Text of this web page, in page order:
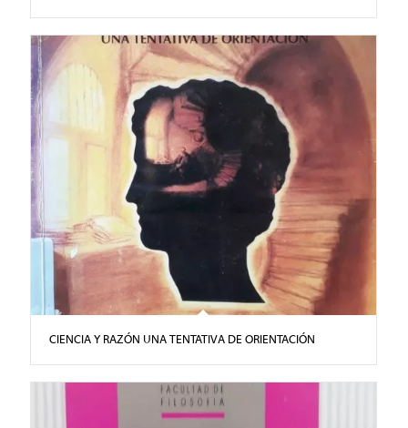
CIENCIA Y RAZÓN UNA TENTATIVA DE ORIENTACIÓN